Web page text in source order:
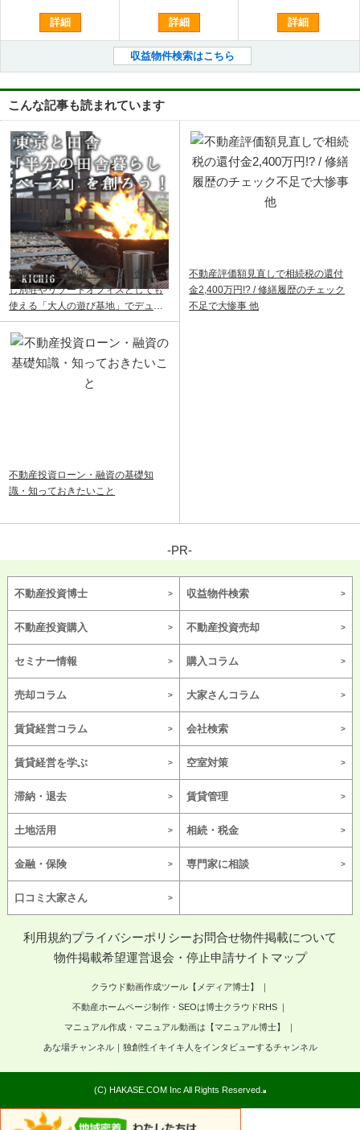
詳細 詳細 詳細
収益物件検索はこちら
こんな記事も読まれています
飯能ベース｜飯能・青梅で田舎暮ら
し別荘やリゾートオフィスとしても
使える「大人の遊び基地」でデュア
ルライフ
不動産評価額見直しで相続税の還付
金2,400万円!? / 修繕履歴のチェック
不足で大惨事 他
不動産投資ローン・融資の基礎知
識・知っておきたいこと
-PR-
不動産投資博士 収益物件検索
不動産投資購入 不動産投資売却
セミナー情報 購入コラム
売却コラム 大家さんコラム
賃貸経営コラム 会社検索
賃貸経営を学ぶ 空室対策
滞納・退去 賃貸管理
土地活用 相続・税金
金融・保険 専門家に相談
口コミ大家さん
利用規約プライバシーポリシーお問合せ物件掲載について
物件掲載希望運営退会・停止申請サイトマップ
クラウド動画作成ツール【メディア博士】
不動産ホームページ制作・SEOは博士クラウドRHS
マニュアル作成・マニュアル動画は【マニュアル博士】
あな場チャンネル｜独創性イキイキ人をインタビューするチャンネル
(C) HAKASE.COM Inc All Rights Reserved.